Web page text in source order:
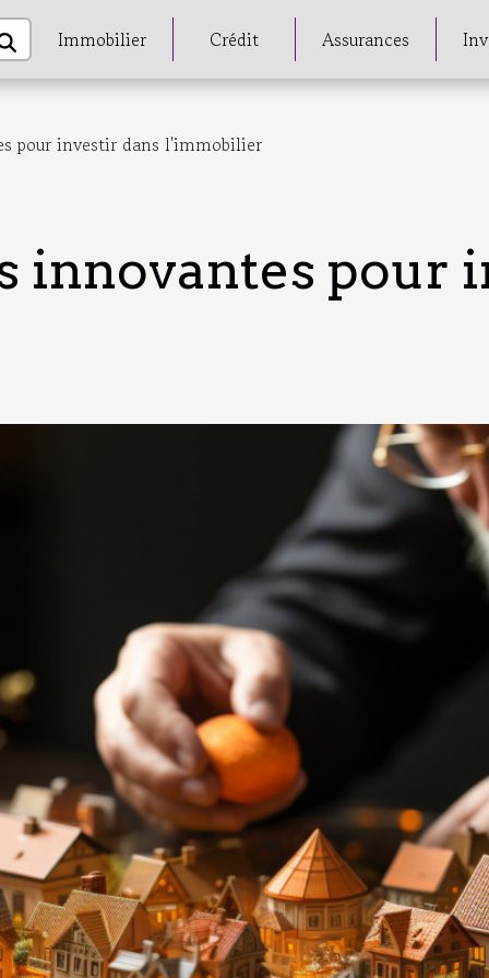
Immobilier Crédit Assurances
pour investir dans l'immobilier
innovantes pour